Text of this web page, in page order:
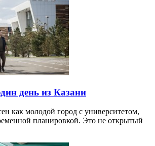
день из Казани
как молодой город с университетом,
планировкой. Это не открытый